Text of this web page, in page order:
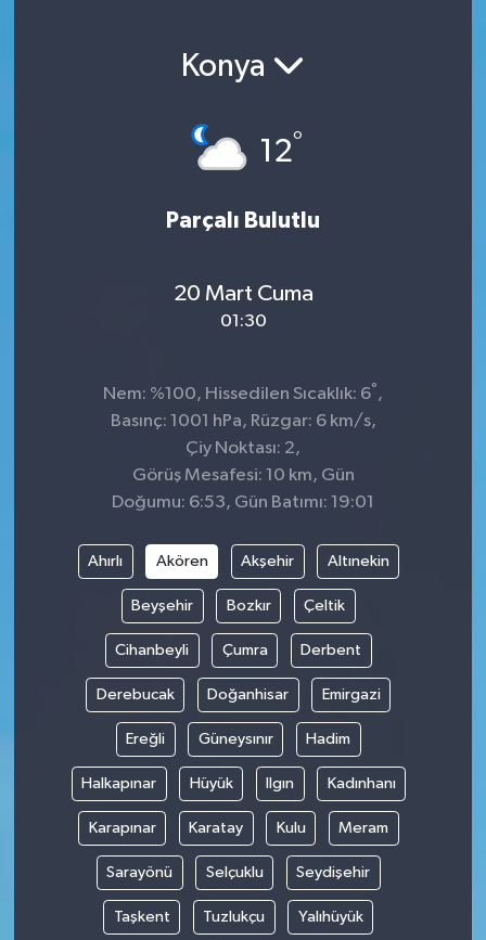
Konya
12°
Parçalı Bulutlu
20 Mart Cuma
01:30
Nem: %100, Hissedilen Sıcaklık: 6° ,
Basınç: 1001 hPa, Rüzgar: 6 km/s,
Çiy Noktası: 2,
Görüş Mesafesi: 10 km, Gün
Doğumu: 6:53, Gün Batımı: 19:01
Ahırlı Akören Akşehir Altınekin
Beyşehir Bozkır Çeltik
Cihanbeyli Çumra Derbent
Derebucak Doğanhisar Emirgazi
Ereğli Güneysınır Hadim
Halkapınar Hüyük Ilgın Kadınhanı
Karapınar Karatay Kulu Meram
Sarayönü Selçuklu Seydişehir
Taşkent Tuzlukçu Yalıhüyük